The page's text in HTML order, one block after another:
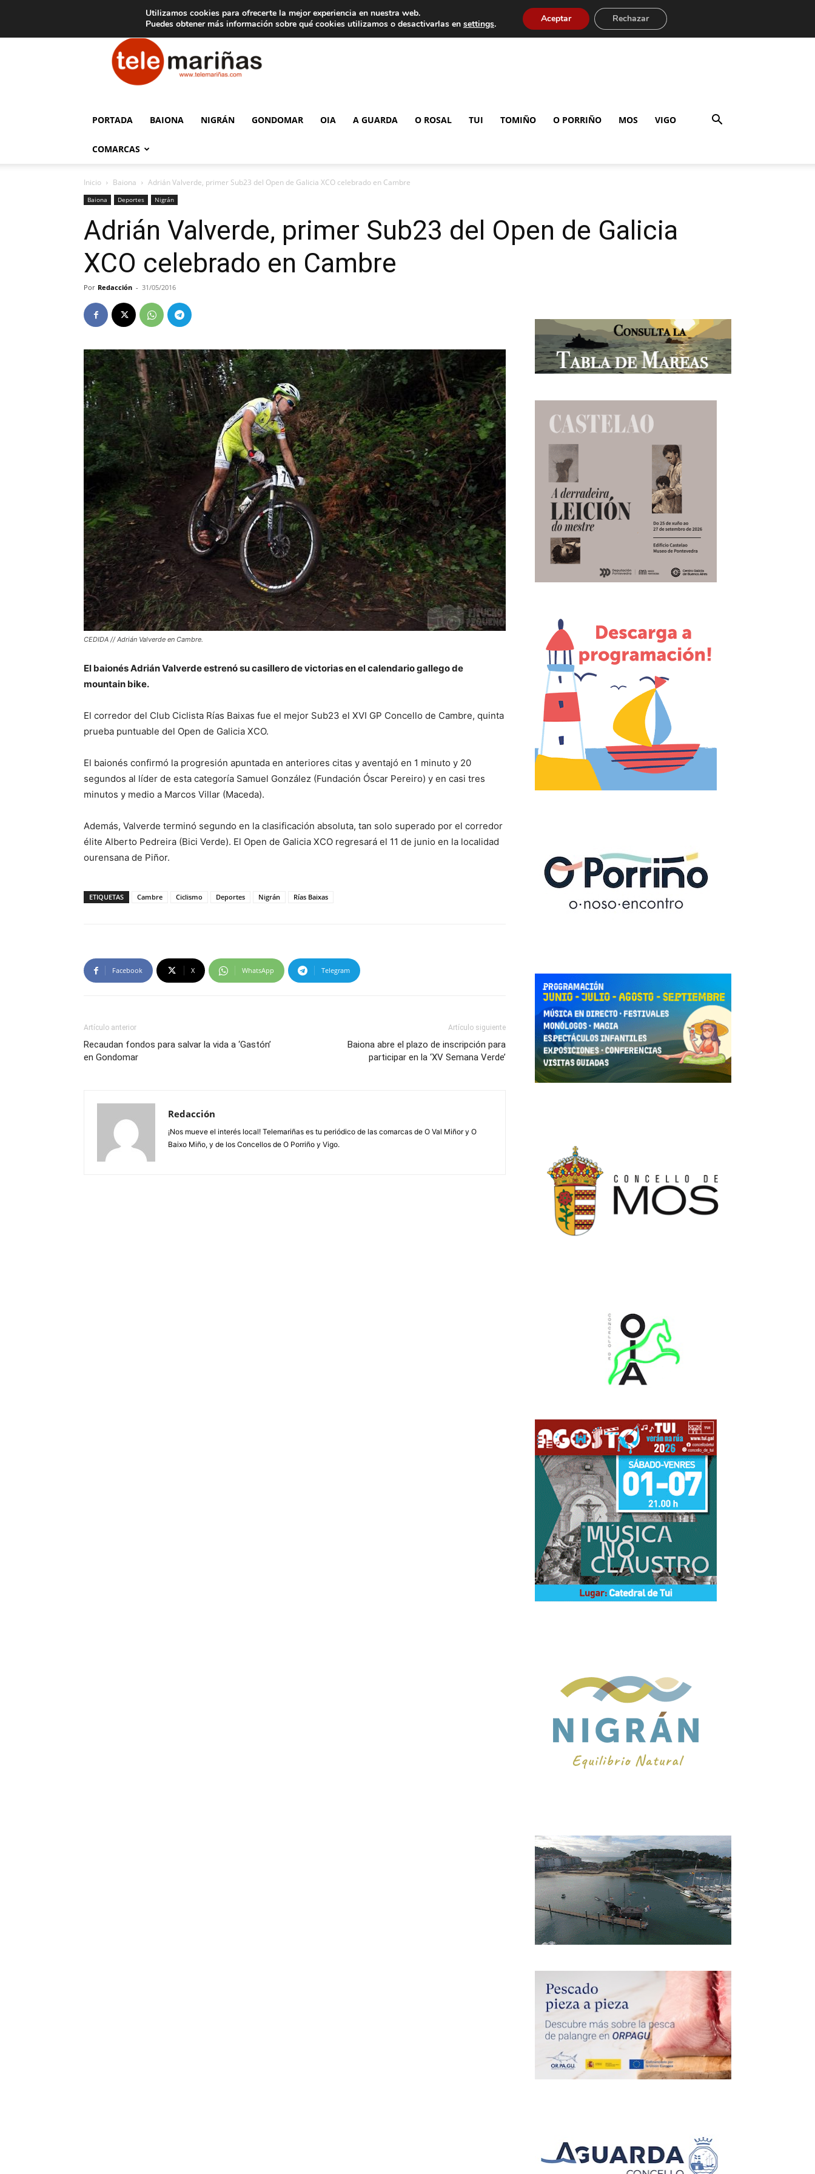
Aviso legal Tarifas de publicidad
Telemariñas
PORTADA BAIONA NIGRÁN GONDOMAR OIA A GUARDA O ROSAL TUI TOMIÑO O PORRIÑO MOS VIGO
COMARCAS
Inicio Baiona Adrián Valverde, primer Sub23 del Open de Galicia XCO celebrado en Cambre
Baiona Deportes Nigrán
Adrián Valverde, primer Sub23 del Open de Galicia
XCO celebrado en Cambre
Por Redacción - 31/05/2016
CEDIDA // Adrián Valverde en Cambre.
El baionés Adrián Valverde estrenó su casillero de victorias en el calendario gallego de
mountain bike.
El corredor del Club Ciclista Rías Baixas fue el mejor Sub23 el XVI GP Concello de Cambre, quinta
prueba puntuable del Open de Galicia XCO.
El baionés confirmó la progresión apuntada en anteriores citas y aventajó en 1 minuto y 20
segundos al líder de esta categoría Samuel González (Fundación Óscar Pereiro) y en casi tres
minutos y medio a Marcos Villar (Maceda).
Además, Valverde terminó segundo en la clasificación absoluta, tan solo superado por el corredor
élite Alberto Pedreira (Bici Verde). El Open de Galicia XCO regresará el 11 de junio en la localidad
ourensana de Piñor.
ETIQUETAS Cambre Ciclismo Deportes Nigrán Rías Baixas
Facebook X WhatsApp Telegram
Artículo anterior
Recaudan fondos para salvar la vida a ‘Gastón’
en Gondomar
Artículo siguiente
Baiona abre el plazo de inscripción para
participar en la ‘XV Semana Verde’
Redacción
¡Nos mueve el interés local! Telemariñas es tu periódico de las comarcas de O Val Miñor y O
Baixo Miño, y de los Concellos de O Porriño y Vigo.
Utilizamos cookies para ofrecerte la mejor experiencia en nuestra web.
Puedes obtener más información sobre qué cookies utilizamos o desactivarlas en settings. Aceptar Rechazar